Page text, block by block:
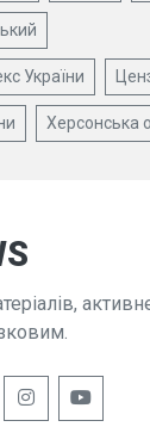
України
Херсонська